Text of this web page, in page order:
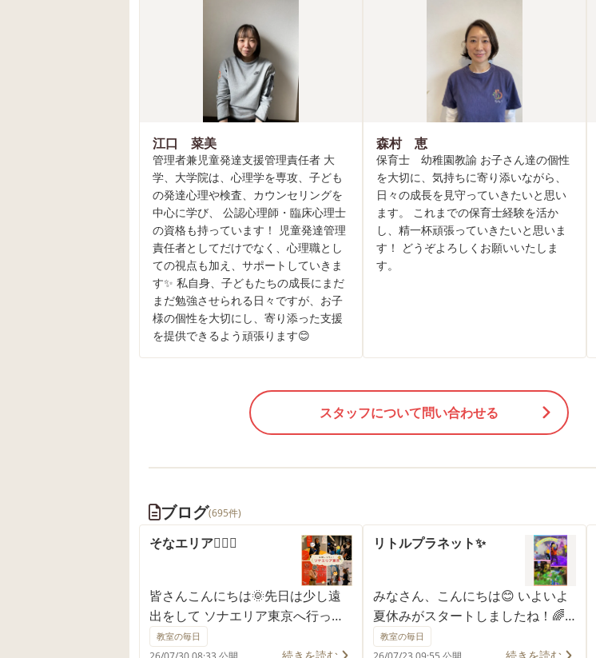
江口 菜美
管理者兼児童発達支援管理責任者 大
学、大学院は、心理学を専攻、子ども
の発達心理や検査、カウンセリングを
中心に学び、 公認心理師・臨床心理士
の資格も持っています！ 児童発達管理
責任者としてだけでなく、心理職とし
ての視点も加え、サポートしていきま
す✨ 私自身、子どもたちの成長にまだ
まだ勉強させられる日々ですが、お子
様の個性を大切にし、寄り添った支援
を提供できるよう頑張ります😊
森村 恵
保育士 幼稚園教諭 お子さん達の個性
を大切に、気持ちに寄り添いながら、
日々の成長を見守っていきたいと思い
ます。 これまでの保育士経験を活か
し、精一杯頑張っていきたいと思いま
す！ どうぞよろしくお願いいたしま
す。
スタッフについて問い合わせる
ブログ(695件)
そなエリア👷🏻‍♂️
皆さんこんにちは🌞先日は少し遠
出をして ソナエリア東京へ行って
きました🏢✨ ソナエリアは、地震
教室の毎日
リトルプラネット✨
みなさん、こんにちは😊 いよいよ
夏休みがスタートしましたね！🌈
夏休み最初のお出かけは、 武蔵小
教室の毎日